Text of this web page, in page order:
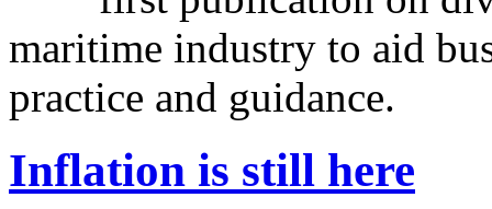
maritime industry to aid
practice and guidance.
Inflation is still here